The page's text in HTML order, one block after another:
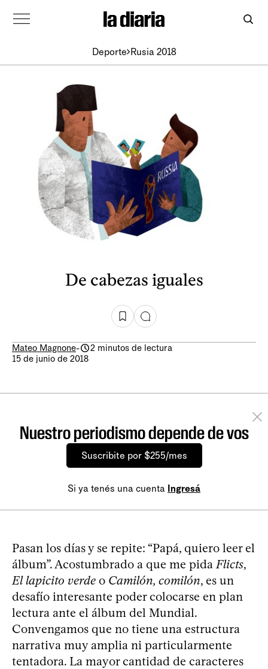
Deporte Rusia 2018
De cabezas iguales
Mateo Magnone-
2 minutos de lectura
15 de junio de 2018
Nuestro periodismo depende de vos
Suscribite por $255/mes
Si ya tenés una cuenta Ingresá
Pasan los días y se repite: “Papá, quiero leer el
álbum”. Acostumbrado a que me pida Flicts,
El lapicito verde o Camilón, comilón, es un
desafío interesante poder colocarse en plan
lectura ante el álbum del Mundial.
Convengamos que no tiene una estructura
narrativa muy amplia ni particularmente
tentadora. La mayor cantidad de caracteres